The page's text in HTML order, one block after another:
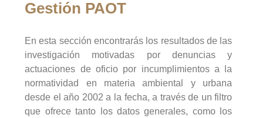
Gestión PAOT
En esta sección encontrarás los resultados de las
investigación motivadas por denuncias y
actuaciones de oficio por incumplimientos a la
normatividad en materia ambiental y urbana
desde el año 2002 a la fecha, a través de un filtro
que ofrece tanto los datos generales, como los